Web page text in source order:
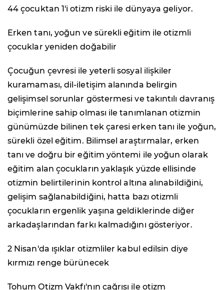
44 çocuktan 1'i otizm riski ile dünyaya geliyor.
Erken tanı, yoğun ve sürekli eğitim ile otizmli
çocuklar yeniden doğabilir
Çocuğun çevresi ile yeterli sosyal ilişkiler
kuramaması, dil-iletişim alanında belirgin
gelişimsel sorunlar göstermesi ve takıntılı davranış
biçimlerine sahip olması ile tanımlanan otizmin
günümüzde bilinen tek çaresi erken tanı ile yoğun,
sürekli özel eğitim. Bilimsel araştırmalar, erken
tanı ve doğru bir eğitim yöntemi ile yoğun olarak
eğitim alan çocukların yaklaşık yüzde ellisinde
otizmin belirtilerinin kontrol altına alınabildiğini,
gelişim sağlanabildiğini, hatta bazı otizmli
çocukların ergenlik yaşına geldiklerinde diğer
arkadaşlarından farkı kalmadığını gösteriyor.
2 Nisan'da ışıklar otizmliler kabul edilsin diye
kırmızı renge bürünecek
Tohum Otizm Vakfı'nın çağrısı ile otizm